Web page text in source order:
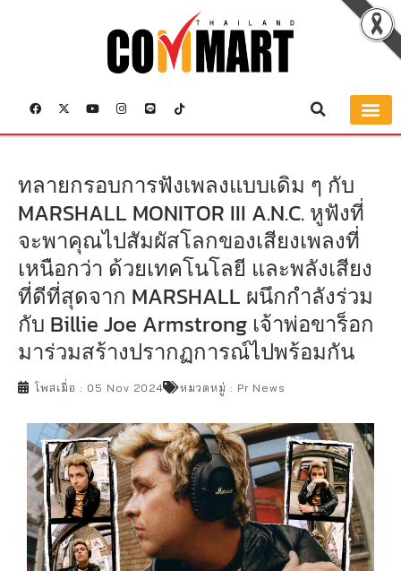
ทลายกรอบการฟังเพลงแบบเดิม ๆ กับ
MARSHALL MONITOR III A.N.C. หูฟังที่
จะพาคุณไปสัมผัสโลกของเสียงเพลงที่
เหนือกว่า ด้วยเทคโนโลยี และพลังเสียง
ที่ดีที่สุดจาก MARSHALL ผนึกกำลังร่วม
กับ Billie Joe Armstrong เจ้าพ่อขาร็อก
มาร่วมสร้างปรากฏการณ์ไปพร้อมกัน
โพสเมื่อ : 05 Nov 2024 หมวดหมู่ : Pr News